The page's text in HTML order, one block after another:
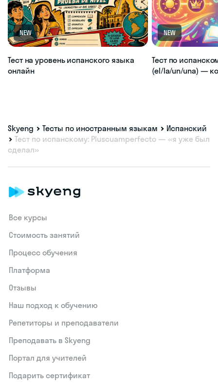
NEW
Тест на уровень испанского языка
онлайн
NEW
Тест по
(el/la/un/una) —
Skyeng Тесты по иностранным языкам
Испанский
Тест по испанскому: Pluscuamperfecto — «я уже был
сделал»
Все курсы
Стоимость занятий
Процесс обучения
Платформа
Отзывы
Наш подход к обучению
Репетиторы и преподаватели
Преподавать в Skyeng
Портал для учителей
Подарить сертификат